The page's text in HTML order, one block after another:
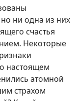
ни одна из них
счастья
Некоторые
настоящем
атомной
страхом